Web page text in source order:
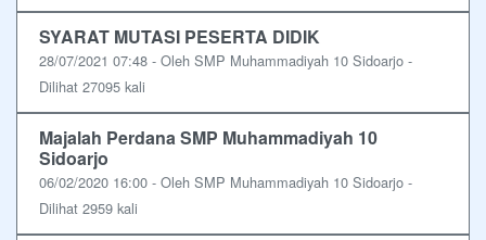
SYARAT MUTASI PESERTA DIDIK
28/07/2021 07:48 - Oleh SMP Muhammadiyah 10 Sidoarjo -
Dilihat 27095 kali
Majalah Perdana SMP Muhammadiyah 10
Sidoarjo
06/02/2020 16:00 - Oleh SMP Muhammadiyah 10 Sidoarjo -
Dilihat 2959 kali